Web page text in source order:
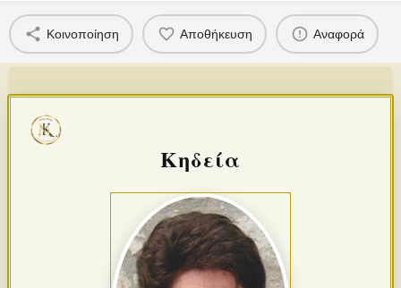
Κοινοποίηση Αποθήκευση Αναφορά
Κηδεία